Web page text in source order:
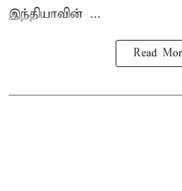
இந்தியாவின் ...
Read